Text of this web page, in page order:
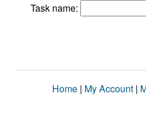
Task name:
Home | My Account |